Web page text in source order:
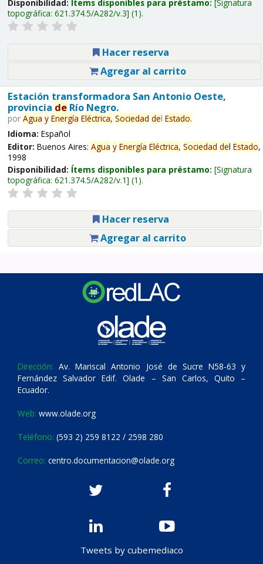
Disponibilidad: Ítems disponibles para préstamo: Signatura
topográfica: 621.374.5/A282/v.3 (1).
Hacer reserva
Agregar al carrito
Estación transformadora San Antonio Oeste,
provincia deRío Negro.
por Agua y Energía Eléctrica, Sociedad del Estado.
Idioma: Español
Editor: Buenos Aires: Agua y Energía Eléctrica, Sociedad del Estado,
1998
Disponibilidad: Ítems disponibles para préstamo: Signatura
topográfica: 621.374.5/A282/v.1 (1).
Hacer reserva
Agregar al carrito
Dirección: Av. Mariscal Antonio José de Sucre N58-63 y
Fernández Salvador Edif. Olade – San Carlos, Quito –
Ecuador.
Web: www.olade.org
Teléfono: (593 2) 259 8122 / 2598 280
Correo: centro.documentacion@olade.org
Tweets by cubemediaco